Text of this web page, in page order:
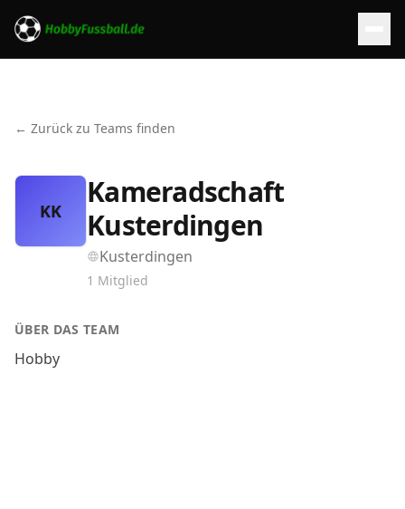
← Zurück zu Teams finden
KK
Kameradschaft
Kusterdingen
Kusterdingen
1 Mitglied
ÜBER DAS TEAM
Hobby